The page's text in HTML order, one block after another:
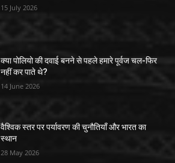
15 July 2026
क्या पोलियो की दवाई बनने से पहले हमारे पूर्वज चल-फिर
नहीं कर पाते थे?
14 June 2026
वैश्विक स्तर पर पर्यावरण की चुनौतियाँ और भारत का
स्थान
28 May 2026